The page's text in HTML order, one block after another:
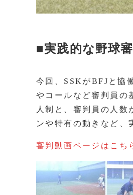
■実践的な野球
今回、SSKがBFJと協
やコールなど審判員の
人制と、審判員の人数
ンや特有の動きなど、
審判動画ページはこち